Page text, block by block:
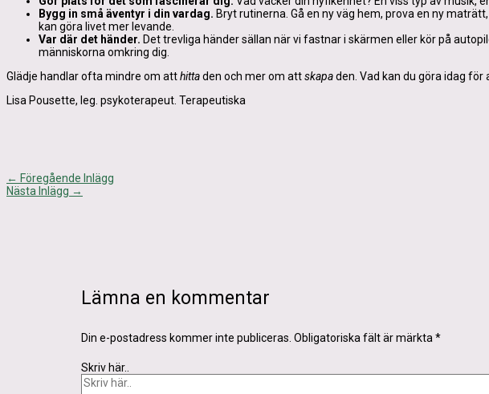
Bygg in små äventyr i din vardag. Bryt rutinerna. Gå en ny väg hem, prova en ny
kan göra livet mer levande.
Var där det händer. Det trevliga händer sällan när vi fastnar i skärmen eller kör på
människorna omkring dig.
Glädje handlar ofta mindre om atthittaden och mer om attskapaden. Vad kan du göra idag
Lisa Pousette, leg. psykoterapeut. Terapeutiska
← Föregående Inlägg
Nästa Inlägg →
Lämna en kommentar
Din e-postadress kommer inte publiceras. Obligatoriska fält är märkta*
Skriv här..